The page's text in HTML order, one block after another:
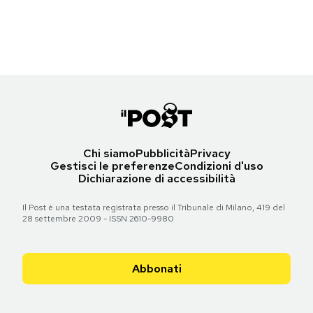
Chi siamoPubblicitàPrivacy
Gestisci le preferenzeCondizioni d'uso
Dichiarazione di accessibilità
Il Post è una testata registrata presso il Tribunale di Milano, 419 del
28 settembre 2009 - ISSN 2610-9980
Abbonati